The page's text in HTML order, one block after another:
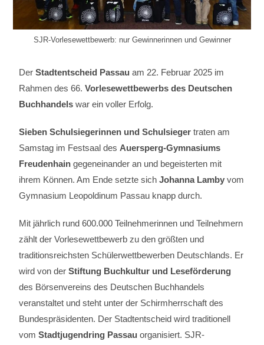
SJR-Vorlesewettbewerb: nur Gewinnerinnen und Gewinner
DerStadtentscheid Passau am 22. Februar 2025 im
Rahmen des 66.Vorlesewettbewerbs des Deutschen
Buchhandels war ein voller Erfolg.
Sieben Schulsiegerinnen und Schulsieger traten am
Samstag im Festsaal des Auersperg-Gymnasiums
Freudenhain gegeneinander an und begeisterten mit
ihrem Können. Am Ende setzte sichJohanna Lamby vom
Gymnasium Leopoldinum Passau knapp durch.
Mit jährlich rund 600.000 Teilnehmerinnen und Teilnehmern
zählt der Vorlesewettbewerb zu den größten und
traditionsreichsten Schülerwettbewerben Deutschlands. Er
wird von derStiftung Buchkultur und Leseförderung
des Börsenvereins des Deutschen Buchhandels
veranstaltet und steht unter der Schirmherrschaft des
Bundespräsidenten. Der Stadtentscheid wird traditionell
vomStadtjugendring Passau organisiert. SJR-